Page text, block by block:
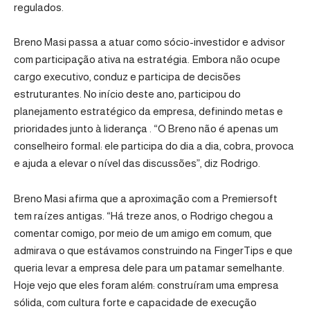
regulados.
Breno Masi passa a atuar como sócio-investidor e advisor
com participação ativa na estratégia. Embora não ocupe
cargo executivo, conduz e participa de decisões
estruturantes. No início deste ano, participou do
planejamento estratégico da empresa, definindo metas e
prioridades junto à liderança . “O Breno não é apenas um
conselheiro formal: ele participa do dia a dia, cobra, provoca
e ajuda a elevar o nível das discussões”, diz Rodrigo.
Breno Masi afirma que a aproximação com a Premiersoft
tem raízes antigas. “Há treze anos, o Rodrigo chegou a
comentar comigo, por meio de um amigo em comum, que
admirava o que estávamos construindo na FingerTips e que
queria levar a empresa dele para um patamar semelhante.
Hoje vejo que eles foram além: construíram uma empresa
sólida, com cultura forte e capacidade de execução